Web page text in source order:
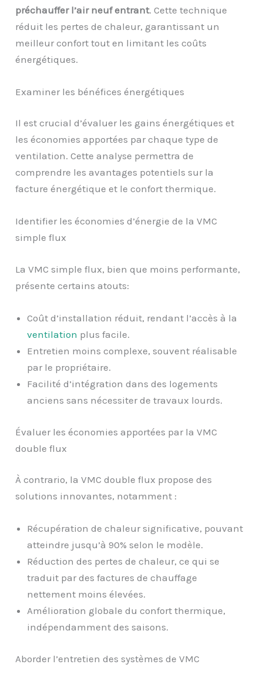
préchauffer l’air neuf entrant. Cette technique
réduit les pertes de chaleur, garantissant un
meilleur confort tout en limitant les coûts
énergétiques.
Examiner les bénéfices énergétiques
Il est crucial d’évaluer les gains énergétiques et
les économies apportées par chaque type de
ventilation. Cette analyse permettra de
comprendre les avantages potentiels sur la
facture énergétique et le confort thermique.
Identifier les économies d’énergie de la VMC
simple flux
La VMC simple flux, bien que moins performante,
présente certains atouts:
Coût d’installation réduit, rendant l’accès à la
ventilation plus facile.
Entretien moins complexe, souvent réalisable
par le propriétaire.
Facilité d’intégration dans des logements
anciens sans nécessiter de travaux lourds.
Évaluer les économies apportées par la VMC
double flux
À contrario, la VMC double flux propose des
solutions innovantes, notamment :
Récupération de chaleur significative, pouvant
atteindre jusqu’à 90% selon le modèle.
Réduction des pertes de chaleur, ce qui se
traduit par des factures de chauffage
nettement moins élevées.
Amélioration globale du confort thermique,
indépendamment des saisons.
Aborder l’entretien des systèmes de VMC